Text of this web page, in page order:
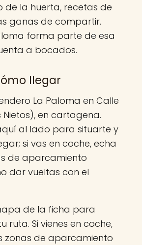
de la huerta, recetas de
ganas de compartir.
forma parte de esa
a bocados.
llegar
La Paloma en Calle
Nietos), en cartagena.
al lado para situarte y
si vas en coche, echa
de aparcamiento
dar vueltas con el
de la ficha para
ruta. Si vienes en coche,
zonas de aparcamiento